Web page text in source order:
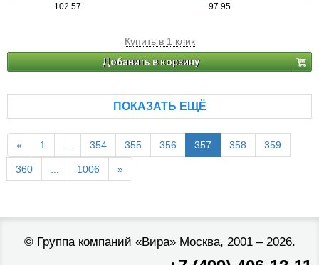
102.57 97.95
Купить в 1 клик
Добавить в корзину
ПОКАЗАТЬ ЕЩЁ
« 1 ... 354 355 356 357 358 359
360 ... 1006 »
© Группа компаний «Вира»Москва, 2001 – 2026.